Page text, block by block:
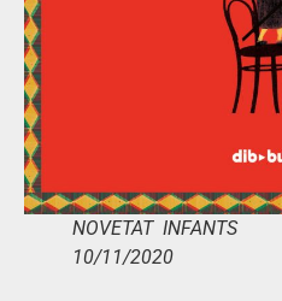
NOVETAT INFANTS
10/11/2020